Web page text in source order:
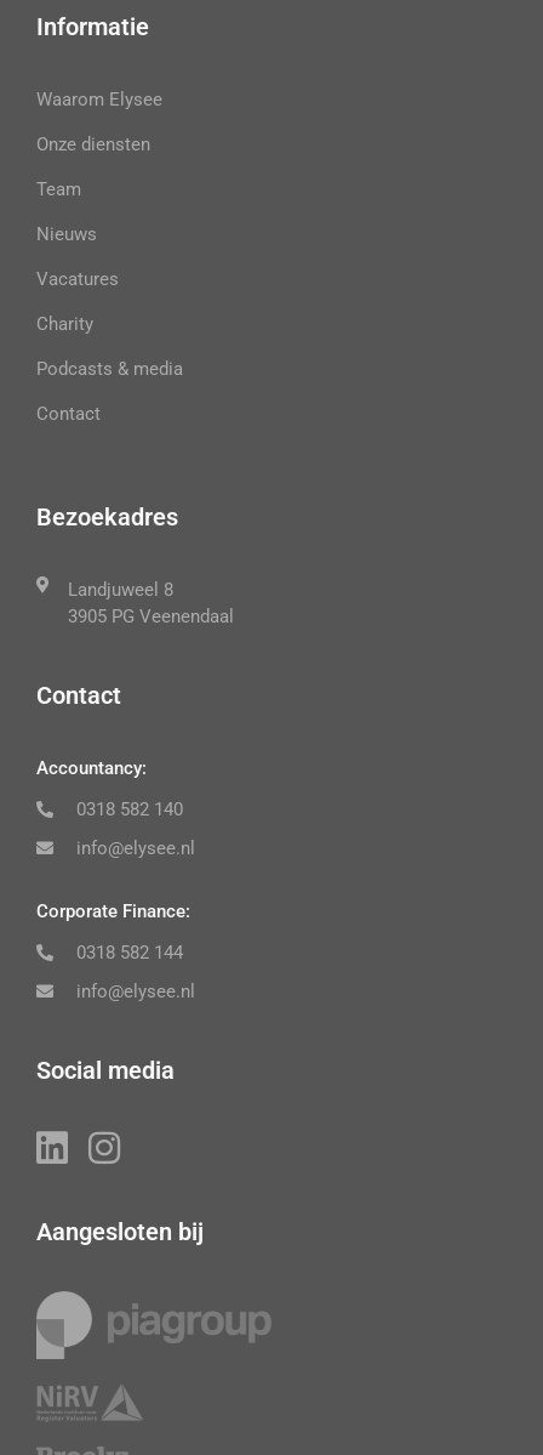
Informatie
Waarom Elysee
Onze diensten
Team
Nieuws
Vacatures
Charity
Podcasts & media
Contact
Bezoekadres
Landjuweel 8
3905 PG Veenendaal
Contact
Accountancy:
0318 582 140
info@elysee.nl
Corporate Finance:
0318 582 144
info@elysee.nl
Social media
Aangesloten bij